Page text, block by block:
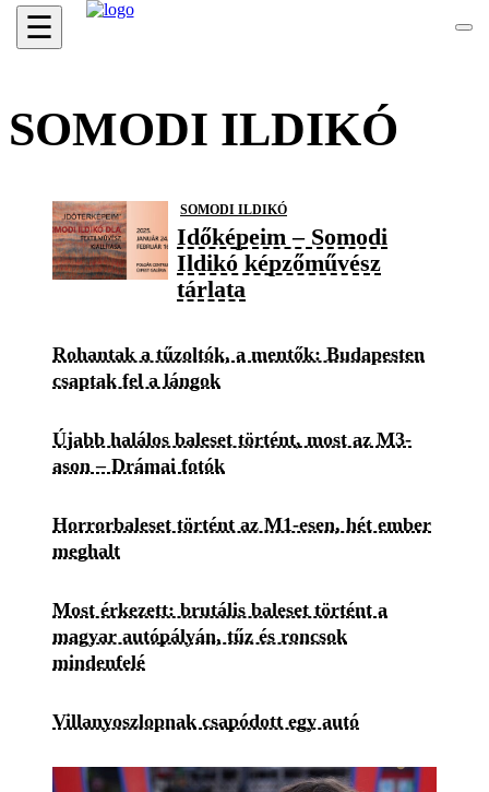
☰
SOMODI ILDIKÓ
SOMODI ILDIKÓ
Időképeim – Somodi
Ildikó képzőművész
tárlata
Rohantak a tűzoltók, a mentők: Budapesten
csaptak fel a lángok
Újabb halálos baleset történt, most az M3-
ason – Drámai fotók
Horrorbaleset történt az M1-esen, hét ember
meghalt
Most érkezett: brutális baleset történt a
magyar autópályán, tűz és roncsok
mindenfelé
Villanyoszlopnak csapódott egy autó